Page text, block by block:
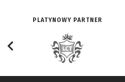
PLATYNOWY PARTNER